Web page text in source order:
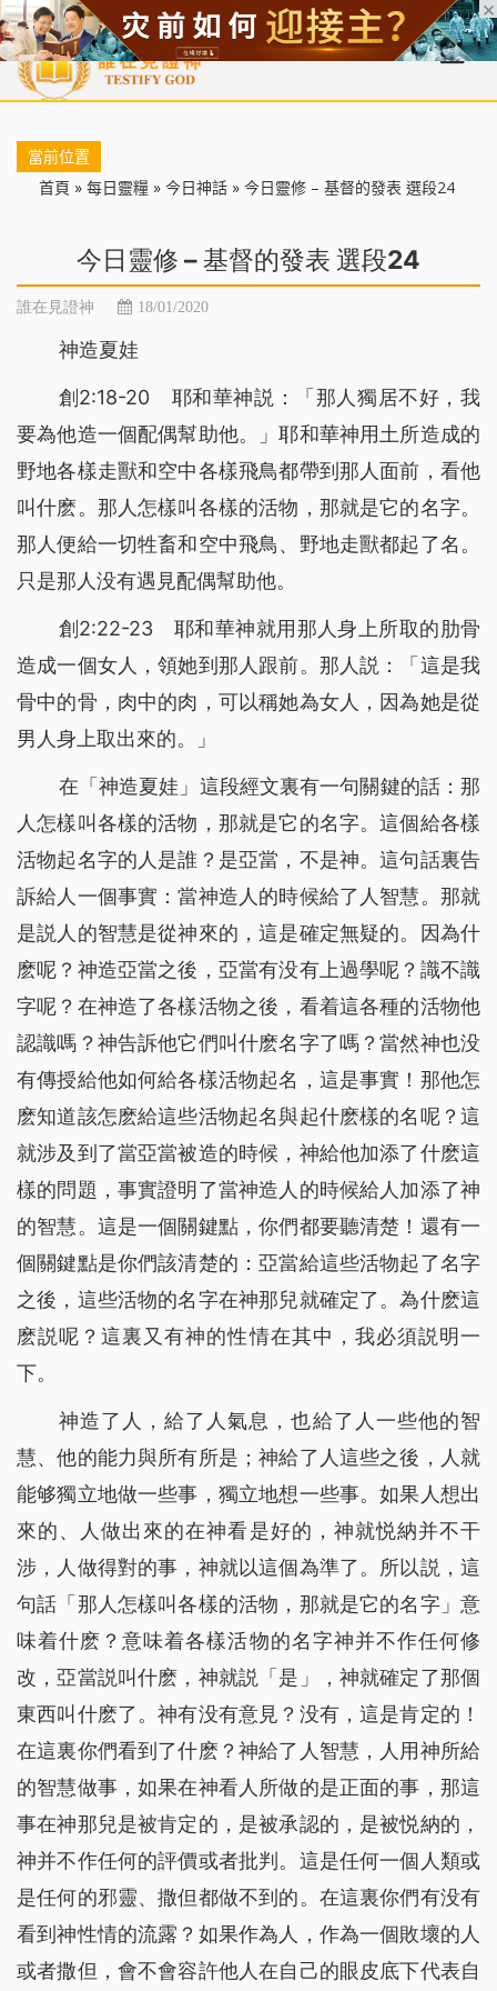
首頁 每日靈糧 天國福音 基督徒見證 信仰解答 聖經
當前位置
首頁 » 每日靈糧 » 今日神話 » 今日靈修 – 基督的發表 選段24
今日靈修 – 基督的發表 選段24
誰在見證神 18/01/2020
神造夏娃
創2:18-20 耶和華神説：「那人獨居不好，我
要為他造一個配偶幫助他。」耶和華神用土所造成的
野地各樣走獸和空中各樣飛鳥都帶到那人面前，看他
叫什麽。那人怎樣叫各樣的活物，那就是它的名字。
那人便給一切牲畜和空中飛鳥、野地走獸都起了名。
只是那人没有遇見配偶幫助他。
創2:22-23 耶和華神就用那人身上所取的肋骨
造成一個女人，領她到那人跟前。那人説：「這是我
骨中的骨，肉中的肉，可以稱她為女人，因為她是從
男人身上取出來的。」
在「神造夏娃」這段經文裏有一句關鍵的話：那
人怎樣叫各樣的活物，那就是它的名字。這個給各樣
活物起名字的人是誰？是亞當，不是神。這句話裏告
訴給人一個事實：當神造人的時候給了人智慧。那就
是説人的智慧是從神來的，這是確定無疑的。因為什
麽呢？神造亞當之後，亞當有没有上過學呢？識不識
字呢？在神造了各樣活物之後，看着這各種的活物他
認識嗎？神告訴他它們叫什麽名字了嗎？當然神也没
有傳授給他如何給各樣活物起名，這是事實！那他怎
麽知道該怎麽給這些活物起名與起什麽樣的名呢？這
就涉及到了當亞當被造的時候，神給他加添了什麽這
樣的問題，事實證明了當神造人的時候給人加添了神
的智慧。這是一個關鍵點，你們都要聽清楚！還有一
個關鍵點是你們該清楚的：亞當給這些活物起了名字
之後，這些活物的名字在神那兒就確定了。為什麽這
麽説呢？這裏又有神的性情在其中，我必須説明一
下。
神造了人，給了人氣息，也給了人一些他的智
慧、他的能力與所有所是；神給了人這些之後，人就
能够獨立地做一些事，獨立地想一些事。如果人想出
來的、人做出來的在神看是好的，神就悦納并不干
涉，人做得對的事，神就以這個為準了。所以説，這
句話「那人怎樣叫各樣的活物，那就是它的名字」意
味着什麽？意味着各樣活物的名字神并不作任何修
改，亞當説叫什麽，神就説「是」，神就確定了那個
東西叫什麽了。神有没有意見？没有，這是肯定的！
在這裏你們看到了什麽？神給了人智慧，人用神所給
的智慧做事，如果在神看人所做的是正面的事，那這
事在神那兒是被肯定的，是被承認的，是被悦納的，
神并不作任何的評價或者批判。這是任何一個人類或
是任何的邪靈、撒但都做不到的。在這裏你們有没有
看到神性情的流露？如果作為人，作為一個敗壞的人
或者撒但，會不會容許他人在自己的眼皮底下代表自